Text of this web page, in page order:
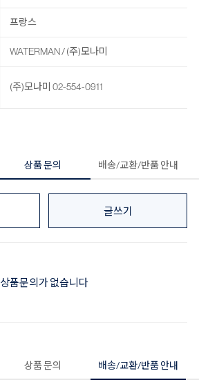
프랑스
WATERMAN / (주)모나미
(주)모나미 02-554-0911
상품 문의 배송/교환/반품 안내
글쓰기
상품문의가 없습니다
상품 문의 배송/교환/반품 안내